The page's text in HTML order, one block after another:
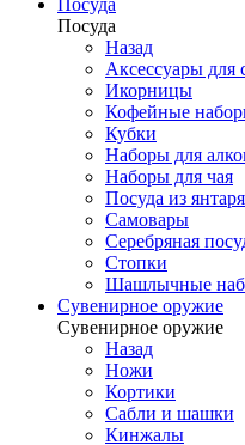
Посуда
Посуда
Назад
Аксессуары для
Икорницы
Кофейные
Кубки
Наборы для
Наборы для чая
Посуда из янтаря
Самовары
Серебряная
Стопки
Шашлычные
Сувенирное оружие
Сувенирное оружие
Назад
Ножи
Кортики
Сабли и шашки
Кинжалы